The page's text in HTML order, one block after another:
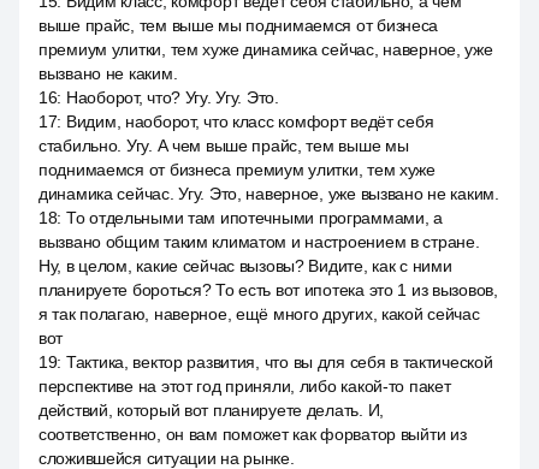
выше прайс, тем выше мы поднимаемся от бизнеса
премиум улитки, тем хуже динамика сейчас, наверное, уже
вызвано не каким.
16: Наоборот, что? Угу. Угу. Это.
17: Видим, наоборот, что класс комфорт ведёт себя
стабильно. Угу. А чем выше прайс, тем выше мы
поднимаемся от бизнеса премиум улитки, тем хуже
динамика сейчас. Угу. Это, наверное, уже вызвано не каким.
18: То отдельными там ипотечными программами, а
вызвано общим таким климатом и настроением в стране.
Ну, в целом, какие сейчас вызовы? Видите, как с ними
планируете бороться? То есть вот ипотека это 1 из вызовов,
я так полагаю, наверное, ещё много других, какой сейчас
вот
19: Тактика, вектор развития, что вы для себя в тактической
перспективе на этот год приняли, либо какой-то пакет
действий, который вот планируете делать. И,
соответственно, он вам поможет как форватор выйти из
сложившейся ситуации на рынке.